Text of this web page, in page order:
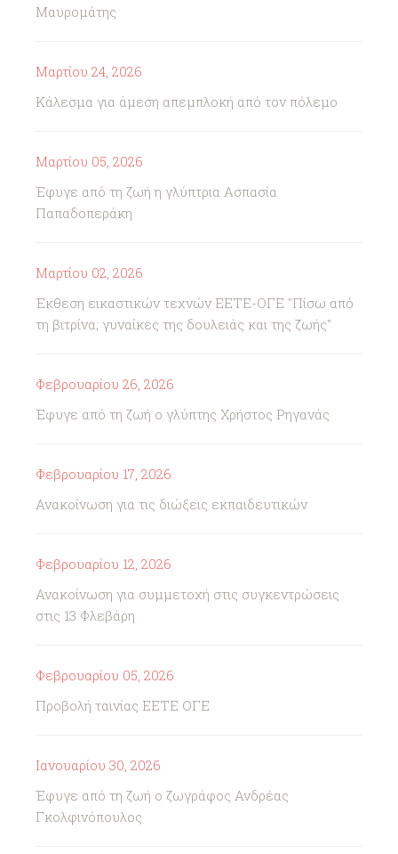
Μαυρομάτης
Μαρτίου 24, 2026
Κάλεσμα για άμεση απεμπλοκή από τον πόλεμο
Μαρτίου 05, 2026
Έφυγε από τη ζωή η γλύπτρια Ασπασία
Παπαδοπεράκη
Μαρτίου 02, 2026
Έκθεση εικαστικών τεχνών ΕΕΤΕ-ΟΓΕ "Πίσω από
τη βιτρίνα; γυναίκες της δουλειάς και της ζωής"
Φεβρουαρίου 26, 2026
Έφυγε από τη ζωή ο γλύπτης Χρήστος Ρηγανάς
Φεβρουαρίου 17, 2026
Ανακοίνωση για τις διώξεις εκπαιδευτικών
Φεβρουαρίου 12, 2026
Ανακοίνωση για συμμετοχή στις συγκεντρώσεις
στις 13 Φλεβάρη
Φεβρουαρίου 05, 2026
Προβολή ταινίας ΕΕΤΕ ΟΓΕ
Ιανουαρίου 30, 2026
Έφυγε από τη ζωή ο ζωγράφος Ανδρέας
Γκολφινόπουλος